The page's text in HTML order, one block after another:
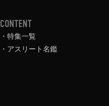
CONTENT
特集一覧
アスリート名鑑